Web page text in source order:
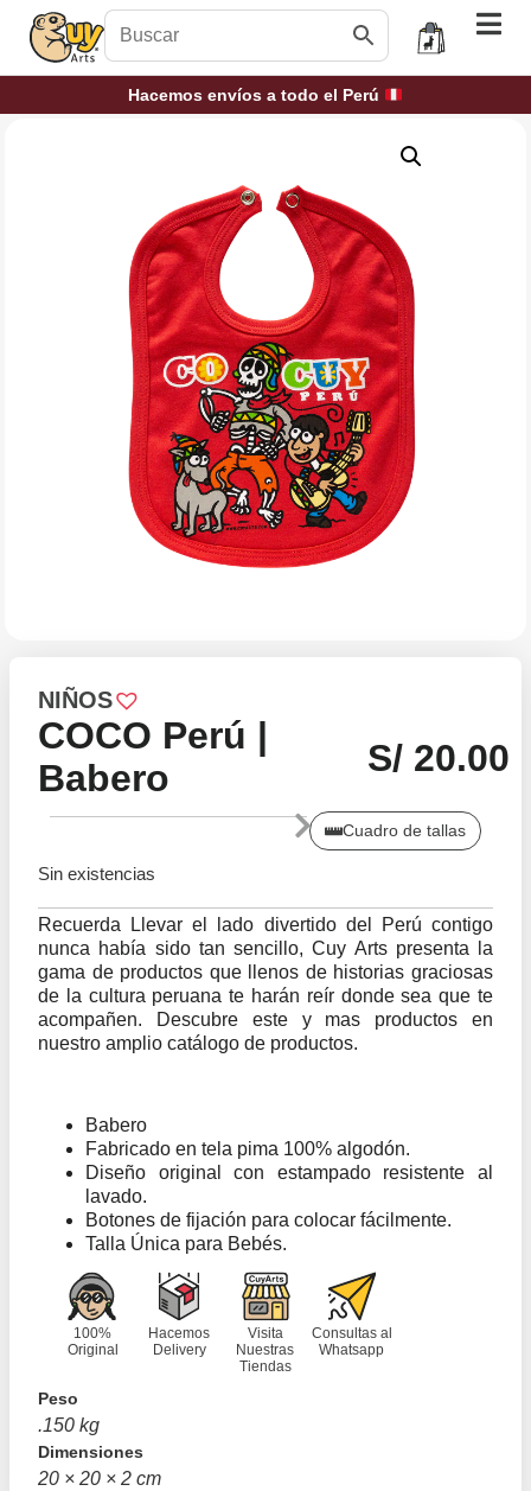
Hacemos envíos a todo el Perú
NIÑOS
COCO Perú |
Babero
S/20.00
Cuadro de tallas
Sin existencias
Recuerda
Llevar el lado divertido del Perú contigo
nunca había sido tan sencillo, Cuy Arts presenta la
gama de productos que llenos de historias graciosas
de la cultura peruana te harán reír donde sea que te
acompañen. Descubre este y mas productos en
nuestro amplio catálogo de productos.
Babero
Fabricado en tela pima 100% algodón.
Diseño original con estampado resistente al
lavado.
Botones de fijación para colocar fácilmente.
Talla Única para Bebés.
100%
Original
Hacemos
Delivery
Visita
Nuestras
Tiendas
Consultas al
Whatsapp
Peso
.150 kg
Dimensiones
20 × 20 × 2 cm